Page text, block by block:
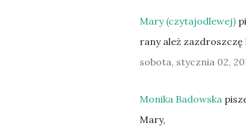
Mary (czytajodlewej)
rany ależ zazdroszczę
sobota, stycznia 02,
Monika Badowska
Mary,